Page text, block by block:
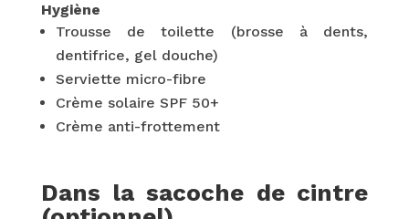
Hygiène
Trousse de toilette (brosse à dents,
dentifrice, gel douche)
Serviette micro-fibre
Crème solaire SPF 50+
Crème anti-frottement
Dans la sacoche de cintre